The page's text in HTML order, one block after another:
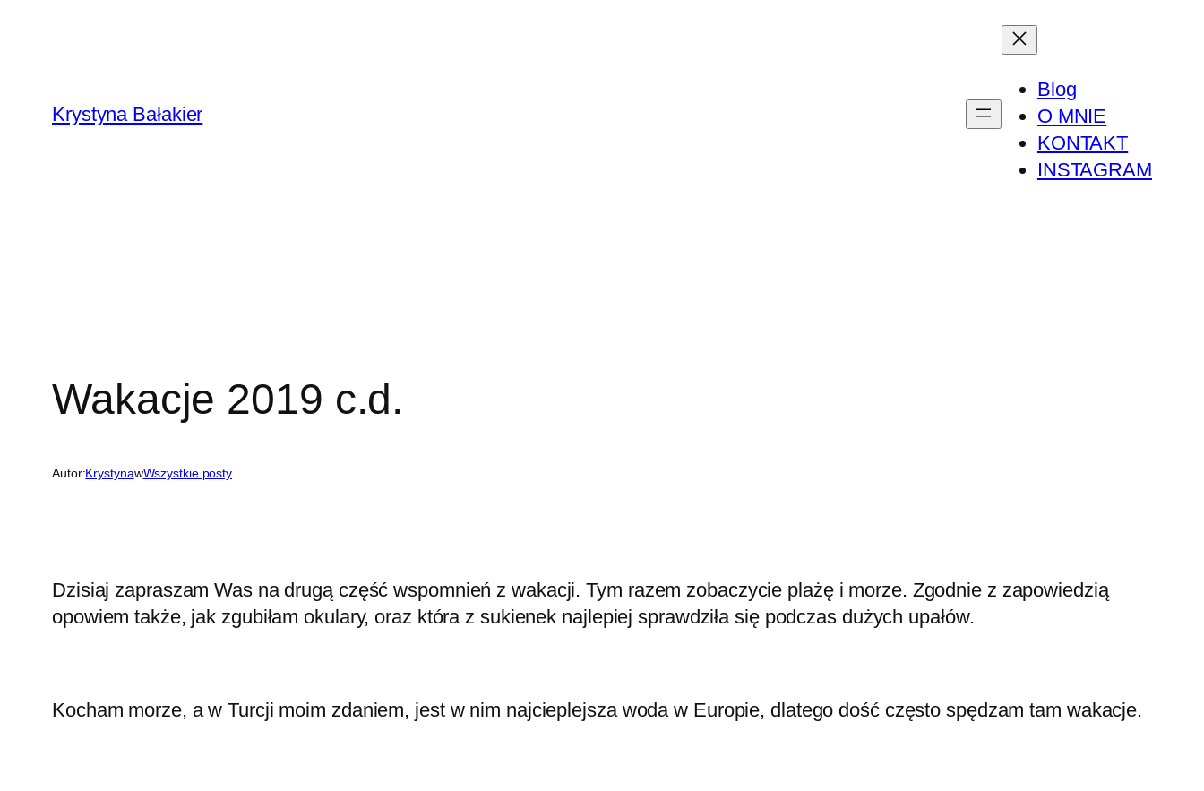
Krystyna Bałakier
Blog
O MNIE
KONTAKT
INSTAGRAM
Wakacje 2019 c.d.
Autor:KrystynawWszystkie posty
Dzisiaj zapraszam Was na drugą część wspomnień z wakacji. Tym razem zobaczycie plażę i morze. Zgodnie z zapowiedzią
opowiem także, jak zgubiłam okulary, oraz która z sukienek najlepiej sprawdziła się podczas dużych upałów.
Kocham morze, a w Turcji moim zdaniem, jest w nim najcieplejsza woda w Europie, dlatego dość często spędzam tam wakacje.